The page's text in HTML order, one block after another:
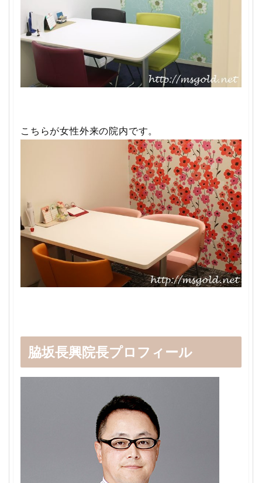
こちらが女性外来の院内です。
脇坂長興院長プロフィール